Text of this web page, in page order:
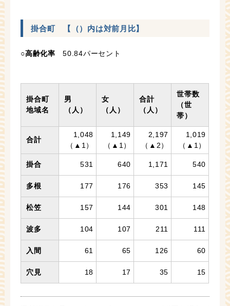
掛合町 【（）内は対前月比】
○高齢化率 50.84パーセント
掛合町
地域名
男
（人）
女
（人）
合計
（人）
世帯数
（世
帯）
合計
1,048
（▲1）
1,149
（▲1）
2,197
（▲2）
1,019
（▲1）
掛合 531 640 1,171 540
多根 177 176 353 145
松笠 157 144 301 148
波多 104 107 211 111
入間 61 65 126 60
穴見 18 17 35 15